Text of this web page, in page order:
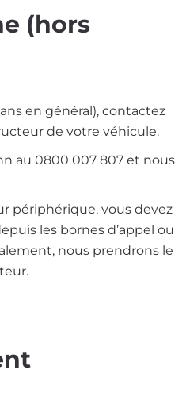
(hors
en général), contactez
de votre véhicule.
au 0800 007 807 et nous
périphérique, vous devez
les bornes d’appel ou
nous prendrons le